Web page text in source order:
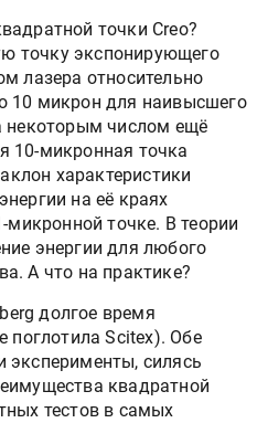
точки Creo?
точку экспонирующего
лазера относительно
10 микрон для наивысшего
некоторым числом ещё
10-микронная точка
характеристики
на её краях
микронной точке. В теории
энергии для любого
А что на практике?
долгое время
поглотила Scitex). Обе
эксперименты, силясь
квадратной
тестов в самых